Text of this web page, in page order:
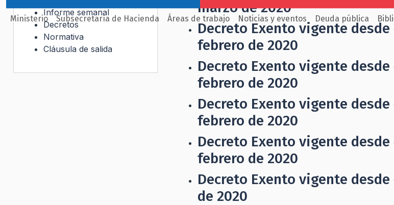
Ministerio Subsecretaría de Hacienda Áreas de trabajo Noticias y eventos Deuda pública
marzo de 2020
Decreto Exento vigente
febrero de 2020
Decreto Exento vigente
febrero de 2020
Decreto Exento vigente
febrero de 2020
Decreto Exento vigente
febrero de 2020
Decreto Exento vigente
de 2020
Informe semanal
Decretos
Normativa
Cláusula de salida